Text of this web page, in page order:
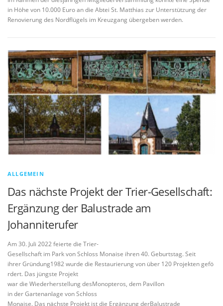
in Höhe von 10.000 Euro an die Abtei St. Matthias zur Unterstützung der
Renovierung des Nordflügels im Kreuzgang übergeben werden.
ALLGEMEIN
Das nächste Projekt der Trier-Gesellschaft:
Ergänzung der Balustrade am
Johanniterufer
Am 30. Juli 2022 feierte die Trier-
Gesellschaft im Park von Schloss Monaise ihren 40. Geburtstag. Seit
ihrer Gründung1982 wurde die Restaurierung von über 120 Projekten gefö
rdert. Das jüngste Projekt
war die Wiederherstellung desMonopteros, dem Pavillon
in der Gartenanlage von Schloss
Monaise. Das nächste Projekt ist die Ergänzung derBalustrade